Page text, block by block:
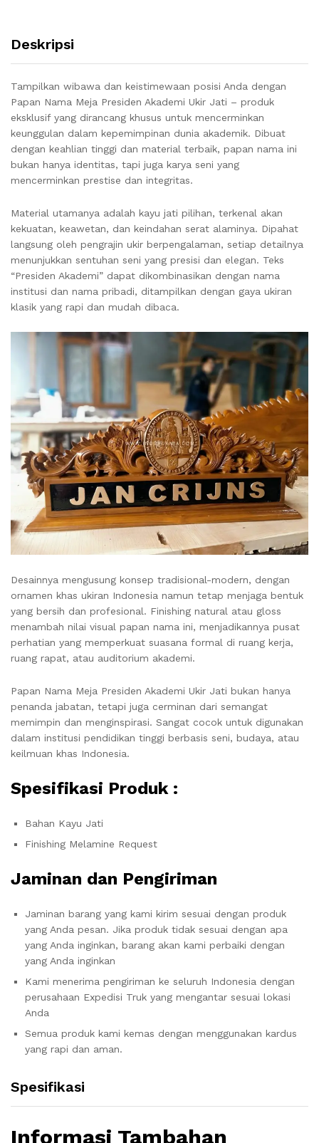
Deskripsi
Tampilkan wibawa dan keistimewaan posisi Anda dengan
Papan Nama Meja Presiden Akademi Ukir Jati – produk
eksklusif yang dirancang khusus untuk mencerminkan
keunggulan dalam kepemimpinan dunia akademik. Dibuat
dengan keahlian tinggi dan material terbaik, papan nama ini
bukan hanya identitas, tapi juga karya seni yang
mencerminkan prestise dan integritas.
Material utamanya adalah kayu jati pilihan, terkenal akan
kekuatan, keawetan, dan keindahan serat alaminya. Dipahat
langsung oleh pengrajin ukir berpengalaman, setiap detailnya
menunjukkan sentuhan seni yang presisi dan elegan. Teks
“Presiden Akademi” dapat dikombinasikan dengan nama
institusi dan nama pribadi, ditampilkan dengan gaya ukiran
klasik yang rapi dan mudah dibaca.
Desainnya mengusung konsep tradisional-modern, dengan
ornamen khas ukiran Indonesia namun tetap menjaga bentuk
yang bersih dan profesional. Finishing natural atau gloss
menambah nilai visual papan nama ini, menjadikannya pusat
perhatian yang memperkuat suasana formal di ruang kerja,
ruang rapat, atau auditorium akademi.
Papan Nama Meja Presiden Akademi Ukir Jati bukan hanya
penanda jabatan, tetapi juga cerminan dari semangat
memimpin dan menginspirasi. Sangat cocok untuk digunakan
dalam institusi pendidikan tinggi berbasis seni, budaya, atau
keilmuan khas Indonesia.
Spesifikasi Produk :
Bahan Kayu Jati
Finishing Melamine Request
Jaminan dan Pengiriman
Jaminan barang yang kami kirim sesuai dengan produk
yang Anda pesan. Jika produk tidak sesuai dengan apa
yang Anda inginkan, barang akan kami perbaiki dengan
yang Anda inginkan
Kami menerima pengiriman ke seluruh Indonesia dengan
perusahaan Expedisi Truk yang mengantar sesuai lokasi
Anda
Semua produk kami kemas dengan menggunakan kardus
yang rapi dan aman.
Spesifikasi
Informasi Tambahan